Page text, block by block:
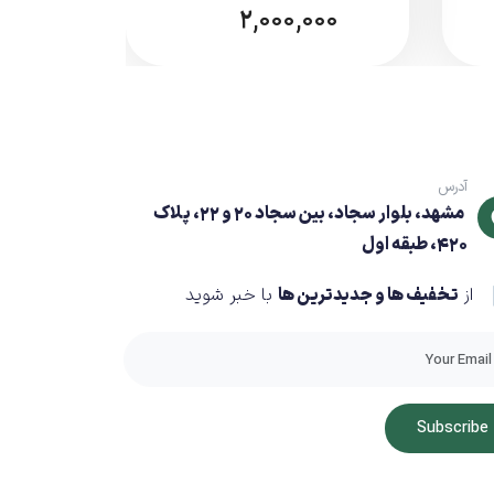
2,000,000
آدرس
مشهد، بلوار سجاد، بین سجاد 20 و 22، پلاک
420، طبقه اول
از تخفیف ها و جدیدترین ها با خبر شوید
Subscribe